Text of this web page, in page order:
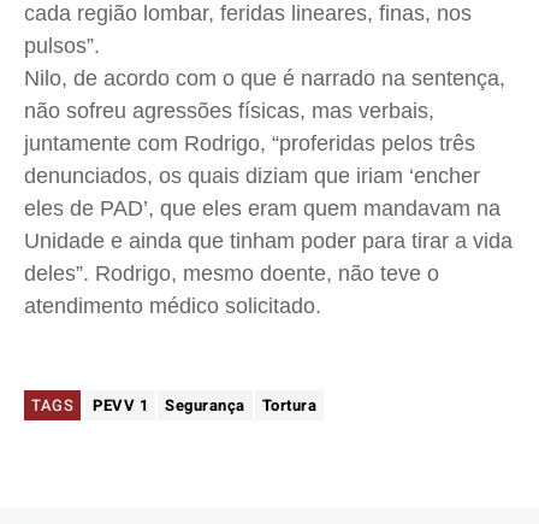
cada região lombar, feridas lineares, finas, nos
pulsos”.
Nilo, de acordo com o que é narrado na sentença,
não sofreu agressões físicas, mas verbais,
juntamente com Rodrigo, “proferidas pelos três
denunciados, os quais diziam que iriam ‘encher
eles de PAD’, que eles eram quem mandavam na
Unidade e ainda que tinham poder para tirar a vida
deles”. Rodrigo, mesmo doente, não teve o
atendimento médico solicitado.
TAGS PEVV 1 Segurança Tortura